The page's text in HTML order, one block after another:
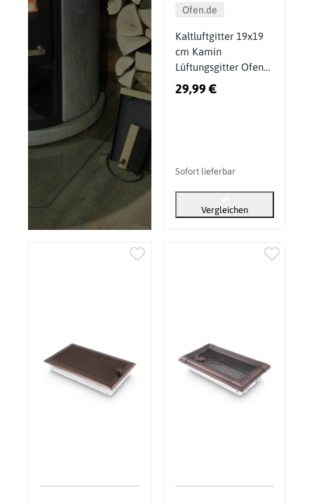
Ofen.de
Kaltluftgitter 19x19
cm Kamin
Lüftungsgitter Ofen
Gitter Weiß
29,99 €
Sofort lieferbar
Vergleichen